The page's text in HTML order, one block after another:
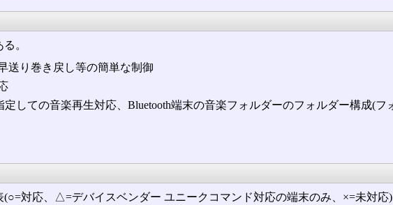
。
送り巻き戻し等の簡単な制御
定しての音楽再生対応、Bluetooth端末の音楽フォルダーのフォルダー構成(
(○=対応、△=デバイスベンダー ユニークコマンド対応の端末のみ、×=未対応)